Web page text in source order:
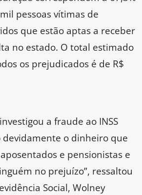
pessoas vítimas de
que estão aptas a receber
no estado. O total estimado
os prejudicados é de R$
a fraude ao INSS
devidamente o dinheiro que
e pensionistas e
no prejuízo”, ressaltou
Social, Wolney